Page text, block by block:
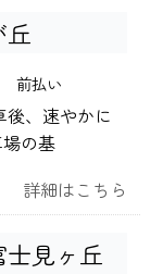
前払い
後、速やかに
の基
詳細はこちら
見ヶ丘